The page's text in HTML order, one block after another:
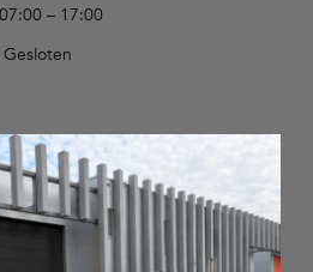
– 17:00